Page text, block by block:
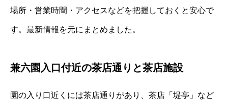
場所・営業時間・アクセスなどを把握しておくと安心で
す。最新情報を元にまとめました。
兼六園入口付近の茶店通りと茶店施設
園の入り口近くには茶店通りがあり、茶店「堤亭」など